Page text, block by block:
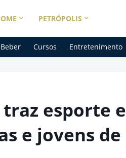
PETRÓPOLIS
Cursos Entretenimento
esporte e
e jovens de